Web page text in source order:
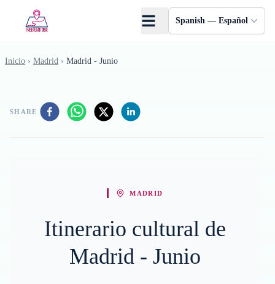
Spanish — Español
Inicio › Madrid › Madrid - Junio
SHARE
MADRID
Itinerario cultural de
Madrid - Junio